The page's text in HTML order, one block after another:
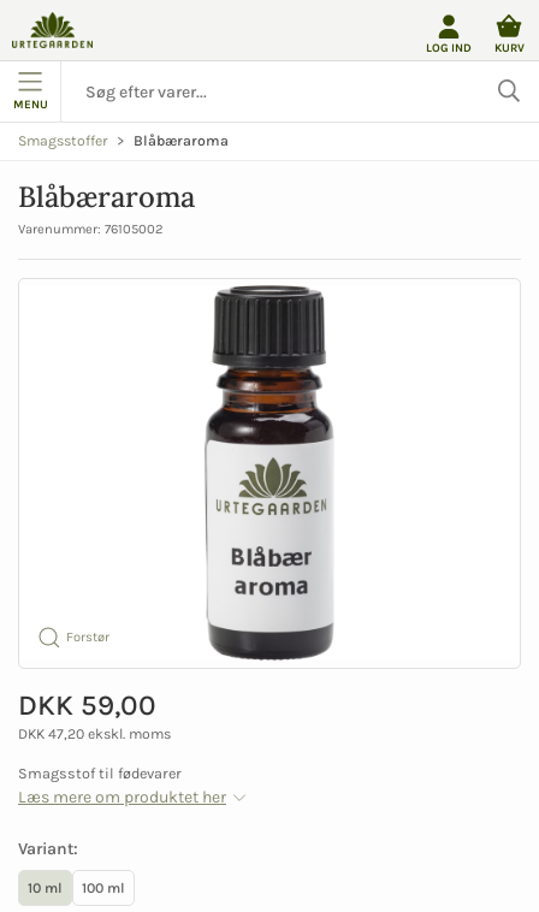
LOG IND KURV
MENU
Smagsstoffer Blåbæraroma
Blåbæraroma
Varenummer: 76105002
Forstør
DKK 59,00
DKK 47,20 ekskl. moms
Smagsstof til fødevarer
Læs mere om produktet her
Variant:
10 ml 100 ml